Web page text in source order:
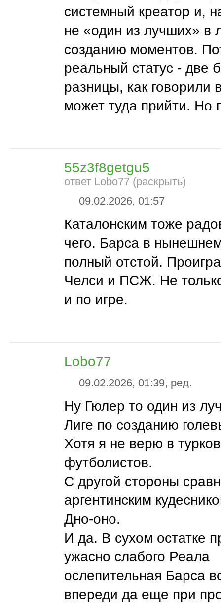
системный креатор и,
не «один из лучших» в
созданию моментов.
реальный статус - две
разницы, как говорили
может туда прийти. Но
55z3f8getgu5
ответ Lobo77 (раскрыть)
09.02.2026, 01:57
Каталонским тоже
чего. Барса в
полный отстой.
Челси и ПСЖ. Не
и по игре.
Lobo77
09.02.2026, 01:39, ред.
Ну Гюлер то один из
Лиге по созданию
Хотя я не верю в
футболистов.
С другой стороны
аргентинским
Дно-оно.
И да. В сухом остатке
ужасно слабого Реала
ослепительная Барса
впереди да еще при